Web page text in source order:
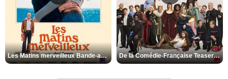
Les Matins merveilleux Bande-annonce VF De la Comédie-Française Teaser VF